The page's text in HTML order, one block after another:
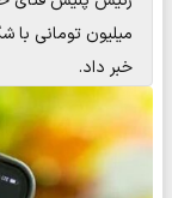
میلیون تومانی با
خبر داد.